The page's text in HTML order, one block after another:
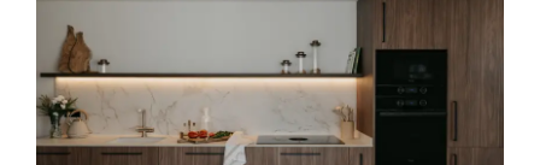
Foners con Cristina Garau